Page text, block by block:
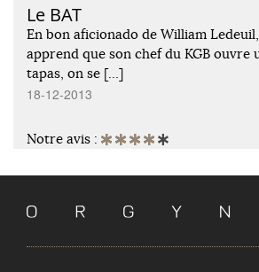
Le BAT
En bon aficionado de William
apprend que son chef du KGB ouvre
tapas, on se […]
18-12-2013
Notre avis :